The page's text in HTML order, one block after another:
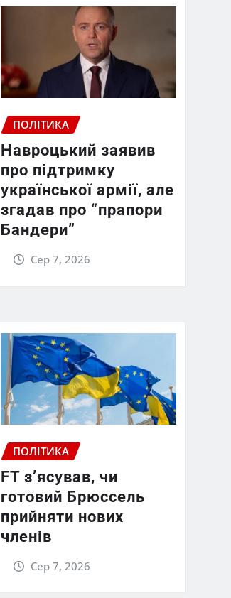
ПОЛІТИКА
Навроцький заявив
про підтримку
української армії, але
згадав про “прапори
Бандери”
Сер 7, 2026
ПОЛІТИКА
FT зʼясував, чи
готовий Брюссель
прийняти нових
членів
Сер 7, 2026